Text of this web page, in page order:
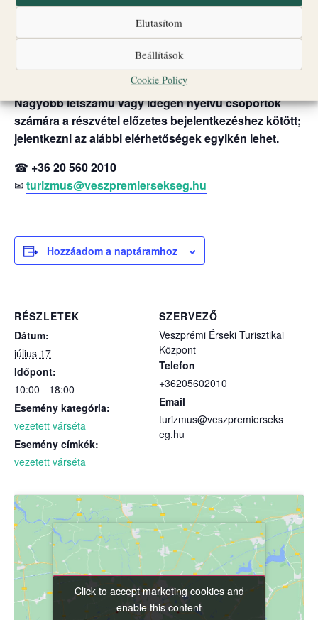
Elutasítom
Beállítások
Cookie Policy
Csoportlétszám: legfeljebb 25 fő
A programok egyes időpontokban liturgikus események
vagy egyéb rendezvények miatt változhatnak.
Nagyobb létszámú vagy idegen nyelvű csoportok
számára a részvétel előzetes bejelentkezéshez kötött;
jelentkezni az alábbi elérhetőségek egyikén lehet.
☎ +36 20 560 2010
✉turizmus@veszpremiersekseg.hu
Hozzáadom a naptáramhoz
RÉSZLETEK
Dátum:
július 17
Időpont:
10:00 - 18:00
Esemény kategória:
vezetett várséta
Esemény címkék:
vezetett várséta
SZERVEZŐ
Veszprémi Érseki Turisztikai
Központ
Telefon
+36205602010
Email
turizmus@veszpremierseks
eg.hu
Click to accept marketing cookies and
enable this content
Click to accept marketing cookies and
enable this content